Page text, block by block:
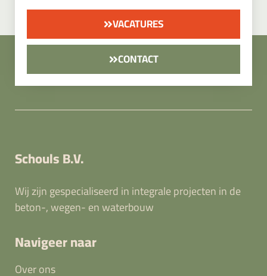
VACATURES
CONTACT
Schouls B.V.
Wij zijn gespecialiseerd in integrale projecten in de
beton-, wegen- en waterbouw
Navigeer naar
Over ons